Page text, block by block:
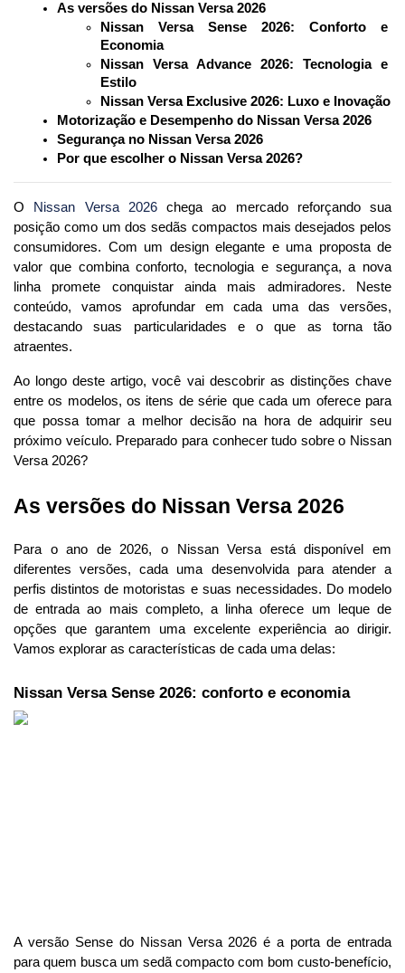
As versões do Nissan Versa 2026
Nissan Versa Sense 2026: Conforto e
Economia
Nissan Versa Advance 2026: Tecnologia e
Estilo
Nissan Versa Exclusive 2026: Luxo e Inovação
Motorização e Desempenho do Nissan Versa 2026
Segurança no Nissan Versa 2026
Por que escolher o Nissan Versa 2026?
O Nissan Versa 2026 chega ao mercado reforçando sua
posição como um dos sedãs compactos mais desejados pelos
consumidores. Com um design elegante e uma proposta de
valor que combina conforto, tecnologia e segurança, a nova
linha promete conquistar ainda mais admiradores. Neste
conteúdo, vamos aprofundar em cada uma das versões,
destacando suas particularidades e o que as torna tão
atraentes.
Ao longo deste artigo, você vai descobrir as distinções chave
entre os modelos, os itens de série que cada um oferece para
que possa tomar a melhor decisão na hora de adquirir seu
próximo veículo. Preparado para conhecer tudo sobre o Nissan
Versa 2026?
As versões do Nissan Versa 2026
Para o ano de 2026, o Nissan Versa está disponível em
diferentes versões, cada uma desenvolvida para atender a
perfis distintos de motoristas e suas necessidades. Do modelo
de entrada ao mais completo, a linha oferece um leque de
opções que garantem uma excelente experiência ao dirigir.
Vamos explorar as características de cada uma delas:
Nissan Versa Sense 2026: conforto e economia
A versão Sense do Nissan Versa 2026 é a porta de entrada
para quem busca um sedã compacto com bom custo-benefício,